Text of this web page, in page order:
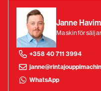
Janne
+358 40 711 3994
WhatsApp